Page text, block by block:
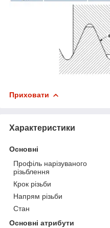
Приховати
Характеристики
Основні
Профіль нарізуваного
різьблення
Крок різьби
Напрям різьби
Стан
Основні атрибути